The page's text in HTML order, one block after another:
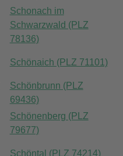
Schonach im
Schwarzwald (PLZ
78136)
Schönaich (PLZ 71101)
Schönbrunn (PLZ
69436)
Schönenberg (PLZ
79677)
Schöntal (PLZ 74214)